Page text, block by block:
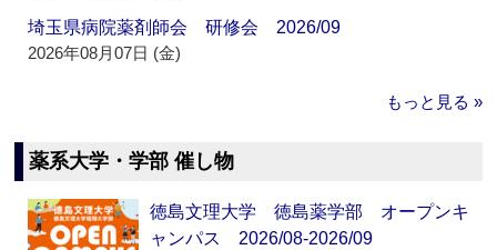
埼玉県病院薬剤師会 研修会 2026/09
2026年08月07日 (金)
もっと見る »
薬系大学・学部 催し物
徳島文理大学 徳島薬学部 オープンキ
ャンパス 2026/08-2026/09